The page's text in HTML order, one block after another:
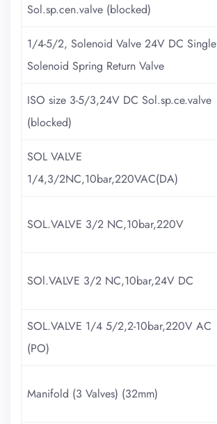
Sol.sp.cen.valve (blocked)
1/4-5/2, Solenoid Valve 24V DC Single
Solenoid Spring Return Valve
ISO size 3-5/3,24V DC Sol.sp.ce.valve
(blocked)
SOL VALVE
1/4,3/2NC,10bar,220VAC(DA)
SOL.VALVE 3/2 NC,10bar,220V
SOl.VALVE 3/2 NC,10bar,24V DC
SOL.VALVE 1/4 5/2,2-10bar,220V AC
(PO)
Manifold (3 Valves) (32mm)